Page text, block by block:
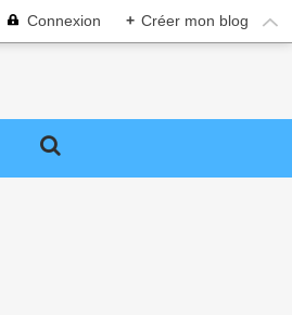
Connexion + Créer mon blog